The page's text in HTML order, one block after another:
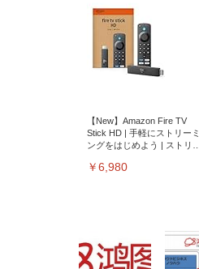
【New】Amazon Fire TV
Stick HD | 手軽にストリーミ
ングをはじめよう | ストリー
￥6,980